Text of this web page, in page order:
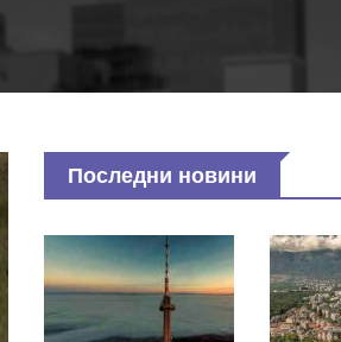
Последни новини